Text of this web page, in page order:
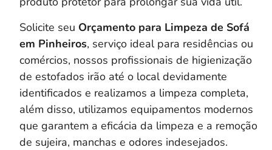
Solicite seu Orçamento para Limpeza de Sofá
em Pinheiros, serviço ideal para residências ou
comércios, nossos profissionais de higienização
de estofados irão até o local devidamente
identificados e realizamos a limpeza completa,
além disso, utilizamos equipamentos modernos
que garantem a eficácia da limpeza e a remoção
de sujeira, manchas e odores indesejados.